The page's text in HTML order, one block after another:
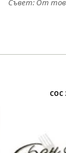
Съвет: От това
СОС